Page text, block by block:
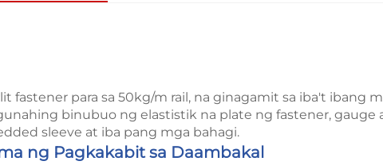
fastener para sa 50kg/m rail, na ginagamit sa iba't ibang
binubuo ng elastistik na plate ng fastener,
sleeve at iba pang mga bahagi.
ng Pagkakabit sa Daambakal